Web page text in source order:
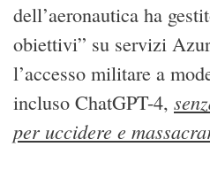
dell’aeronautica ha
obiettivi” su servizi
l’accesso militare a
incluso ChatGPT-4,
per uccidere e